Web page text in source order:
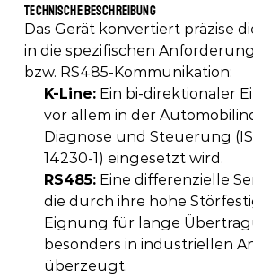
Technische Beschreibung
Das Gerät konvertiert präzise
in die spezifischen
bzw. RS485-Kommunikation:
K-Line: Ein bi-direktionaler
vor allem in der
Diagnose und Steuerung
14230-1) eingesetzt wird.
RS485: Eine differenzielle
die durch ihre hohe
Eignung für lange
besonders in industriellen
überzeugt.